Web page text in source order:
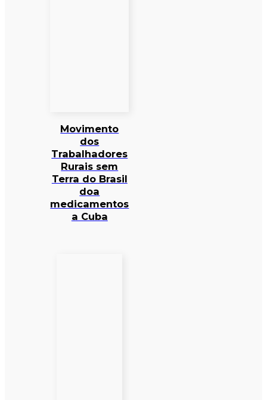
Movimento
dos
Trabalhadores
Rurais sem
Terra do Brasil
doa
medicamentos
a Cuba